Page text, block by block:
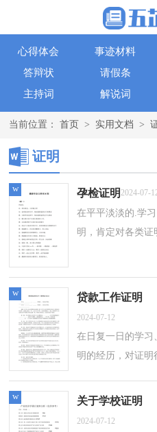
心得体会 事迹材料
答辩状
请假条
主持词
解说词
当前位置： 首页 > 实用文档 >
证明
孕检证明2024-07-
在平平淡淡的.学
明，肯定对各类
w
贷款工作证明
2024-07-12
在日复一日的学习
明的经历，对证
下是小编精心整理
w
关于学校证明
2024-07-12
w